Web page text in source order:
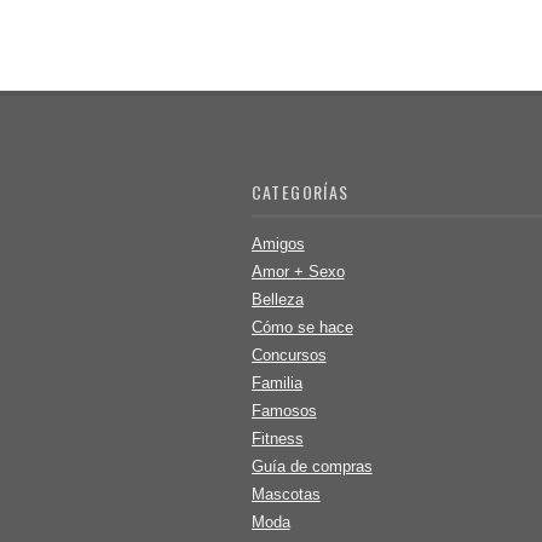
CATEGORÍAS
Amigos
Amor + Sexo
Belleza
Cómo se hace
Concursos
Familia
Famosos
Fitness
Guía de compras
Mascotas
Moda